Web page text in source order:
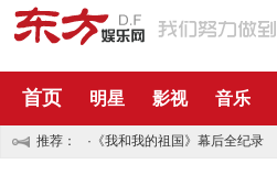
首页 明星 影视 音乐
推荐： · 《我和我的祖国》幕后全纪录